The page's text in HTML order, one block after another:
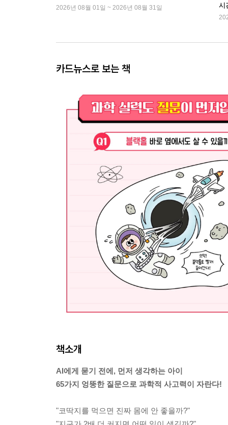
2026년 08월 01일 ~ 2026년 08월 31일
시
카드뉴스로 보는 책
책소개
AI에게 묻기 전에, 먼저 생각하는 아이
65가지 엉뚱한 질문으로 과학적 사고력이 자란다!
"코딱지를 먹으면 진짜 몸에 안 좋을까?"